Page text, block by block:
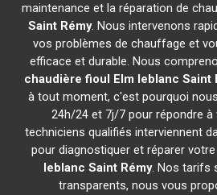
maintenance et la réparation de
Saint Rémy. Nous intervenons
vos problèmes de chauffage et
efficace et durable. Nous
chaudière fioul Elm leblanc Saint
à tout moment, c'est pourquoi
24h/24 et 7j/7 pour répondre
techniciens qualifiés interviennent
pour diagnostiquer et réparer votre
leblanc Saint Rémy. Nos tarifs
transparents, nous vous